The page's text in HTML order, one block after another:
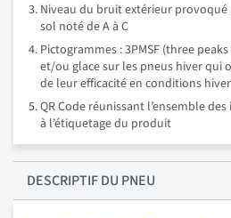
Niveau du bruit extérieur
sol noté de A à C
Pictogrammes : 3PMSF (three
et/ou glace sur les pneus hiver qui
de leur efficacité en conditions
QR Code réunissant l’ensemble
à l’étiquetage du produit
DESCRIPTIFDU PNEU